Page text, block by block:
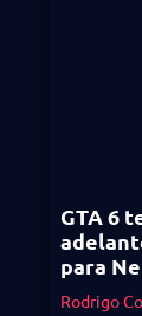
GTA 6
para
Rodrigo